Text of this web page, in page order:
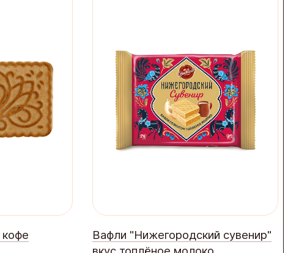
Вафли "Нижегородский сувенир"